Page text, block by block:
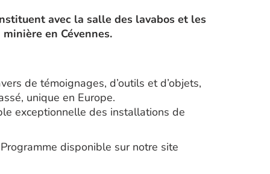
avec la salle des lavabos et les
en Cévennes.
de témoignages, d’outils et d’objets,
unique en Europe.
exceptionnelle des installations de
disponible sur notre site